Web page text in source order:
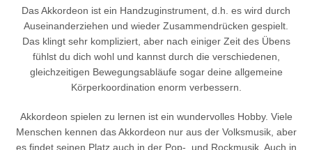
Das Akkordeon ist ein Handzuginstrument, d.h. es wird durch
Auseinanderziehen und wieder Zusammendrücken gespielt.
Das klingt sehr kompliziert, aber nach einiger Zeit des Übens
fühlst du dich wohl und kannst durch die verschiedenen,
gleichzeitigen Bewegungsabläufe sogar deine allgemeine
Körperkoordination enorm verbessern.
Akkordeon spielen zu lernen ist ein wundervolles Hobby. Viele
Menschen kennen das Akkordeon nur aus der Volksmusik, aber
es findet seinen Platz auch in der Pop- und Rockmusik. Auch in